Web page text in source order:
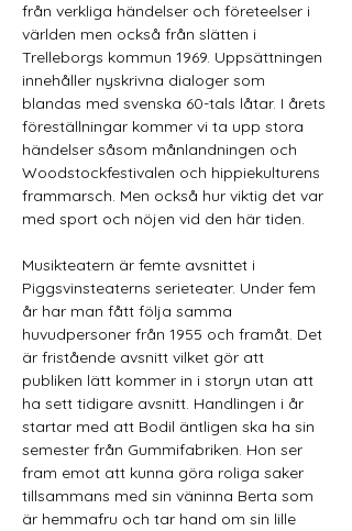
från verkliga händelser och företeelser i
världen men också från slätten i
Trelleborgs kommun 1969. Uppsättningen
innehåller nyskrivna dialoger som
blandas med svenska 60-tals låtar. I årets
föreställningar kommer vi ta upp stora
händelser såsom månlandningen och
Woodstockfestivalen och hippiekulturens
frammarsch. Men också hur viktig det var
med sport och nöjen vid den här tiden.
Musikteatern är femte avsnittet i
Piggsvinsteaterns serieteater. Under fem
år har man fått följa samma
huvudpersoner från 1955 och framåt. Det
är fristående avsnitt vilket gör att
publiken lätt kommer in i storyn utan att
ha sett tidigare avsnitt. Handlingen i år
startar med att Bodil äntligen ska ha sin
semester från Gummifabriken. Hon ser
fram emot att kunna göra roliga saker
tillsammans med sin väninna Berta som
är hemmafru och tar hand om sin lille